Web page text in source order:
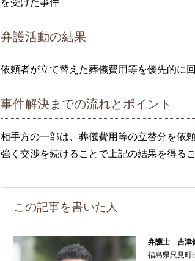
を受けた事件
弁護活動の結果
依頼者が立て替えた葬儀費用等を優先的に
事件解決までの流れとポイント
相手方の一部は、葬儀費用等の立替分を依
強く交渉を続けることで上記の結果を得る
この記事を書いた人
弁護士 吉津
福島県只見町